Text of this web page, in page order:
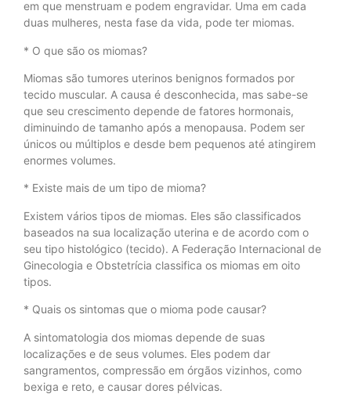
em que menstruam e podem engravidar. Uma em cada
duas mulheres, nesta fase da vida, pode ter miomas.
* O que são os miomas?
Miomas são tumores uterinos benignos formados por
tecido muscular. A causa é desconhecida, mas sabe-se
que seu crescimento depende de fatores hormonais,
diminuindo de tamanho após a menopausa. Podem ser
únicos ou múltiplos e desde bem pequenos até atingirem
enormes volumes.
* Existe mais de um tipo de mioma?
Existem vários tipos de miomas. Eles são classificados
baseados na sua localização uterina e de acordo com o
seu tipo histológico (tecido). A Federação Internacional de
Ginecologia e Obstetrícia classifica os miomas em oito
tipos.
* Quais os sintomas que o mioma pode causar?
A sintomatologia dos miomas depende de suas
localizações e de seus volumes. Eles podem dar
sangramentos, compressão em órgãos vizinhos, como
bexiga e reto, e causar dores pélvicas.